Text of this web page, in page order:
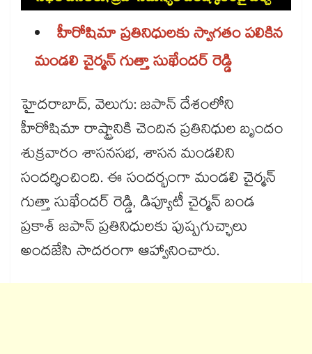
హీరోషిమా ప్రతినిధులకు స్వాగతం పలికిన
మండలి చైర్మన్ గుత్తా సుఖేందర్ రెడ్డి
హైదరాబాద్, వెలుగు: జపాన్ దేశంలోని
హీరోషిమా రాష్ట్రానికి చెందిన ప్రతినిధుల బృందం
శుక్రవారం శాసనసభ, శాసన మండలిని
సందర్శించింది. ఈ సందర్భంగా మండలి చైర్మన్
గుత్తా సుఖేందర్ రెడ్డి, డిప్యూటీ చైర్మన్ బండ
ప్రకాశ్ జపాన్ ప్రతినిధులకు పుష్పగుచ్ఛాలు
అందజేసి సాదరంగా ఆహ్వానించారు.